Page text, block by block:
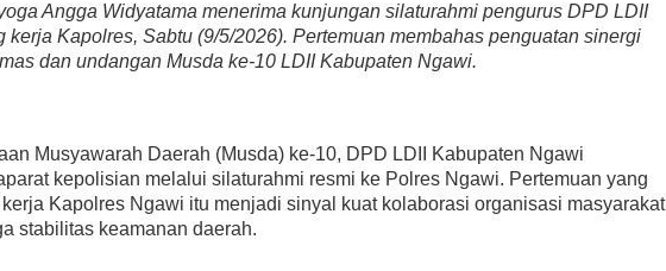
Angga Widyatama menerima kunjungan silaturahmi pengurus DPD LDII
kerja Kapolres, Sabtu (9/5/2026). Pertemuan membahas penguatan sinergi
dan undangan Musda ke-10 LDII Kabupaten Ngawi.
Musyawarah Daerah (Musda) ke-10, DPD LDII Kabupaten Ngawi
kepolisian melalui silaturahmi resmi ke Polres Ngawi. Pertemuan yang
Kapolres Ngawi itu menjadi sinyal kuat kolaborasi organisasi masyarakat
stabilitas keamanan daerah.